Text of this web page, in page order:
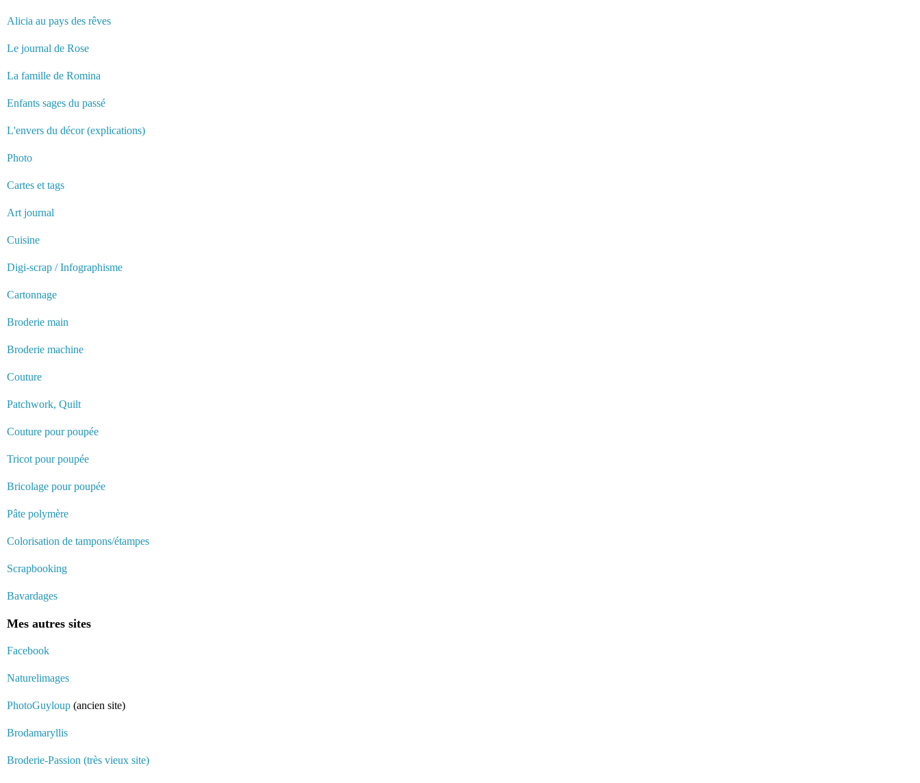
Alicia au pays des rêves
Le journal de Rose
La famille de Romina
Enfants sages du passé
L'envers du décor (explications)
Photo
Cartes et tags
Art journal
Cuisine
Digi-scrap / Infographisme
Cartonnage
Broderie main
Broderie machine
Couture
Patchwork, Quilt
Couture pour poupée
Tricot pour poupée
Bricolage pour poupée
Pâte polymère
Colorisation de tampons/étampes
Scrapbooking
Bavardages
Mes autres sites
Facebook
Naturelimages
PhotoGuyloup (ancien site)
Brodamaryllis
Broderie-Passion (très vieux site)